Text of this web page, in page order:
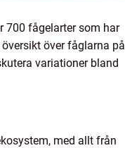
700 fågelarter som har
över fåglarna på
variationer bland
med allt från